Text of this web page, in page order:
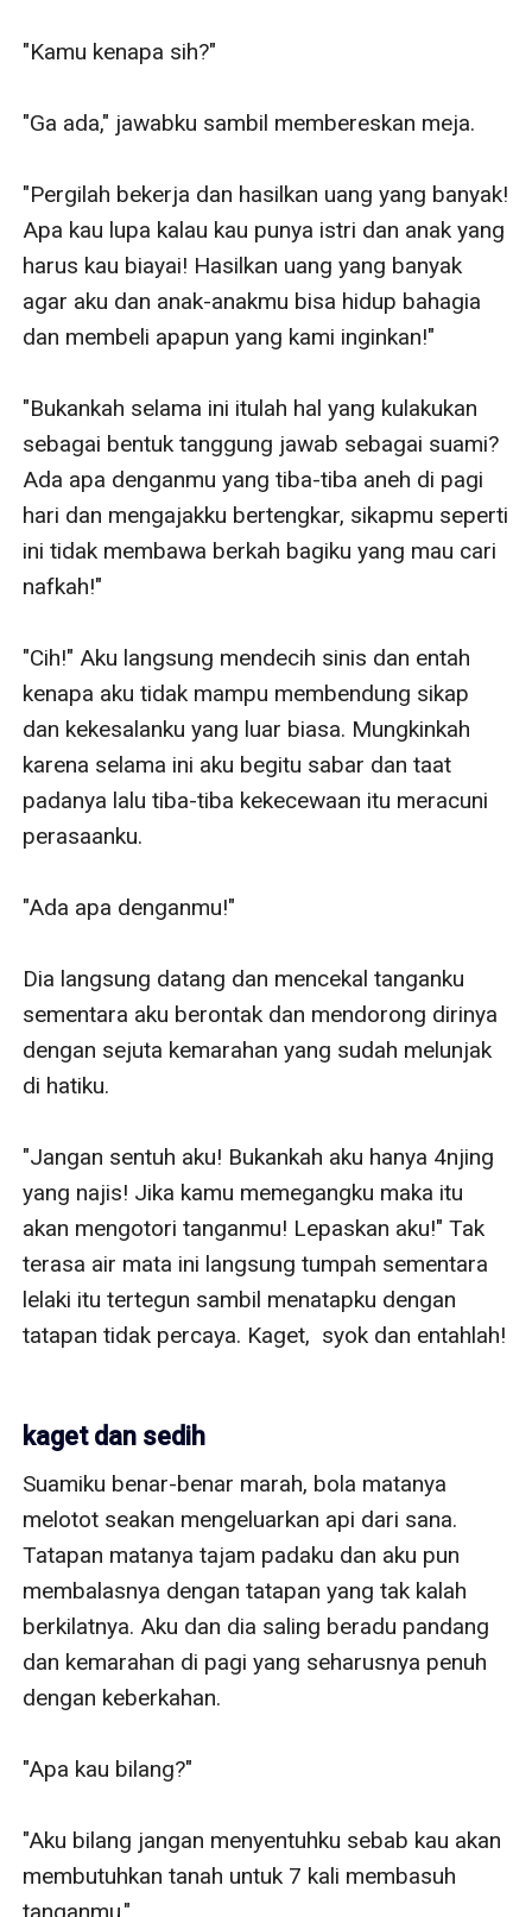
"Kamu kenapa sih?"
"Ga ada," jawabku sambil membereskan meja.
"Pergilah bekerja dan hasilkan uang yang banyak!
Apa kau lupa kalau kau punya istri dan anak yang
harus kau biayai! Hasilkan uang yang banyak
agar aku dan anak-anakmu bisa hidup bahagia
dan membeli apapun yang kami inginkan!"
"Bukankah selama ini itulah hal yang kulakukan
sebagai bentuk tanggung jawab sebagai suami?
Ada apa denganmu yang tiba-tiba aneh di pagi
hari dan mengajakku bertengkar, sikapmu seperti
ini tidak membawa berkah bagiku yang mau cari
nafkah!"
"Cih!" Aku langsung mendecih sinis dan entah
kenapa aku tidak mampu membendung sikap
dan kekesalanku yang luar biasa. Mungkinkah
karena selama ini aku begitu sabar dan taat
padanya lalu tiba-tiba kekecewaan itu meracuni
perasaanku.
"Ada apa denganmu!"
Dia langsung datang dan mencekal tanganku
sementara aku berontak dan mendorong dirinya
dengan sejuta kemarahan yang sudah melunjak
di hatiku.
"Jangan sentuh aku! Bukankah aku hanya 4njing
yang najis! Jika kamu memegangku maka itu
akan mengotori tanganmu! Lepaskan aku!" Tak
terasa air mata ini langsung tumpah sementara
lelaki itu tertegun sambil menatapku dengan
tatapan tidak percaya. Kaget,  syok dan entahlah!
kaget dan sedih
Suamiku benar-benar marah, bola matanya
melotot seakan mengeluarkan api dari sana.
Tatapan matanya tajam padaku dan aku pun
membalasnya dengan tatapan yang tak kalah
berkilatnya. Aku dan dia saling beradu pandang
dan kemarahan di pagi yang seharusnya penuh
dengan keberkahan.
"Apa kau bilang?"
"Aku bilang jangan menyentuhku sebab kau akan
membutuhkan tanah untuk 7 kali membasuh
tanganmu."